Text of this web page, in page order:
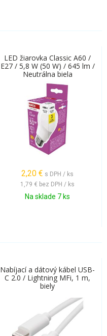
LED žiarovka Classic A60 /
E27 / 5,8 W (50 W) / 645 lm /
Neutrálna biela
2,20 € s DPH / ks
1,79 € bez DPH / ks
Na sklade 7 ks
Nabíjací a dátový kábel USB-
C 2.0 / Lightning MFi, 1 m,
biely